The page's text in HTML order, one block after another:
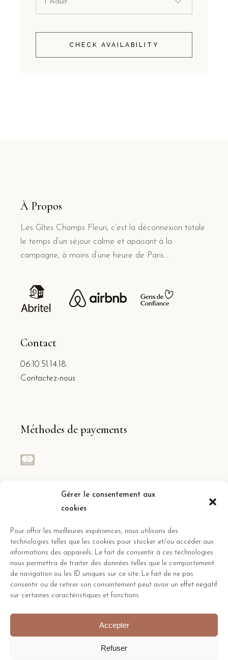
Gérer le consentement aux
cookies
Pour offrir les meilleures expériences, nous utilisons des
technologies telles que les cookies pour stocker et/ou accéder aux
informations des appareils. Le fait de consentir à ces technologies
nous permettra de traiter des données telles que le comportement
de navigation ou les ID uniques sur ce site. Le fait de ne pas
consentir ou de retirer son consentement peut avoir un effet négatif
sur certaines caractéristiques et fonctions.
Accepter
Refuser
CHECK AVAILABILITY
À Propos
Les Gîtes Champs Fleuri, c’est la déconnexion totale
le temps d’un séjour calme et apaisant à la
campagne, à moins d’une heure de Paris…
Contact
06.10.51.14.18.
Contactez-nous
Méthodes de payements
Réseaux sociaux
Mentions légales–Règlement intérieur